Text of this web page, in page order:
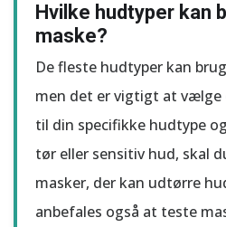
Hvilke hudtyper kan
maske?
De fleste hudtyper kan
men det er vigtigt at vælge
til din specifikke hudtype
tør eller sensitiv hud, skal
masker, der kan udtørre
anbefales også at teste